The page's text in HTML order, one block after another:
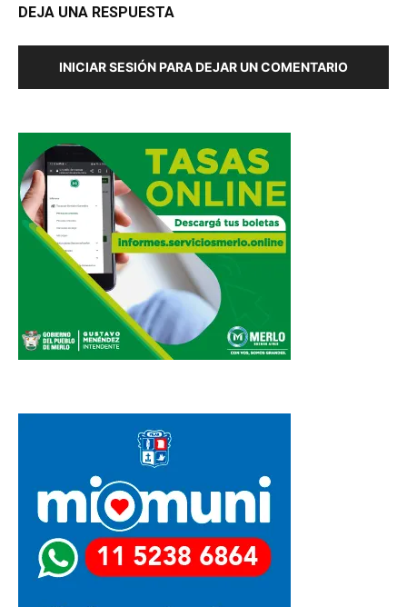
DEJA UNA RESPUESTA
INICIAR SESIÓN PARA DEJAR UN COMENTARIO